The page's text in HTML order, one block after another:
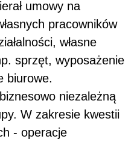
umowy na
pracowników
własne
sprzęt, wyposażenie
biurowe.
niezależną
W zakresie kwestii
- operacje